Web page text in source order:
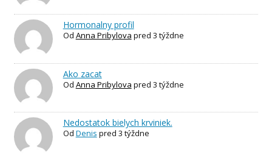
Hormonalny profil
Od Anna Pribylova pred 3 týždne
Ako zacat
Od Anna Pribylova pred 3 týždne
Nedostatok bielych krviniek.
Od Denis pred 3 týždne